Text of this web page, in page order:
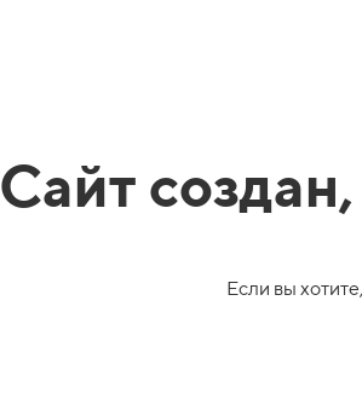
Сайт создан,
Если вы